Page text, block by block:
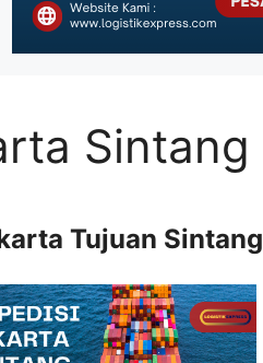
Sintang
Tujuan Sintang